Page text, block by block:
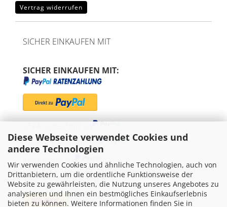
Diese Webseite verwendet Cookies und
andere Technologien
Wir verwenden Cookies und ähnliche Technologien, auch von
Drittanbietern, um die ordentliche Funktionsweise der
Website zu gewährleisten, die Nutzung unseres Angebotes zu
analysieren und Ihnen ein bestmögliches Einkaufserlebnis
bieten zu können. Weitere Informationen finden Sie in
Vertrag widerrufen
SICHER EINKAUFEN MIT
SICHER EINKAUFEN MIT:
"Später bezahlen" via
Kreditkarte via
WIR VERSENDEN MIT